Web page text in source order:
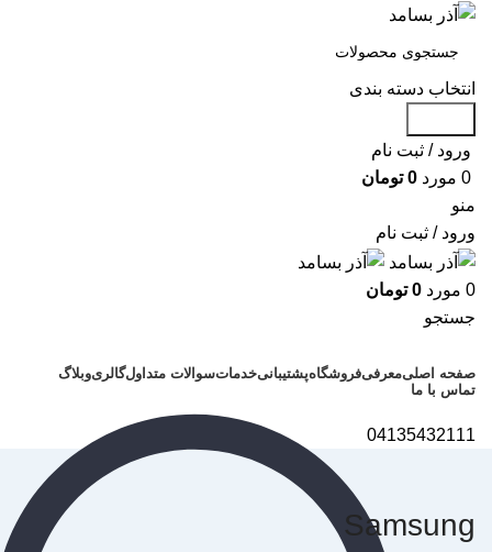
انتخاب دسته بندی
ورود / ثبت نام
0 مورد 0 تومان
منو
ورود / ثبت نام
0 مورد 0 تومان
جستجو
صفحه اصلیمعرفیفروشگاهپشتیبانیخدماتسوالات متداولگالریوبلاگ
تماس با ما
04135432111
Samsung